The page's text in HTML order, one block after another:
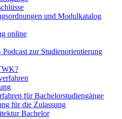
und Modulkatalog
online
zur Studienorientierung
für Bachelorstudiengänge
für die Zulassung
Bachelor